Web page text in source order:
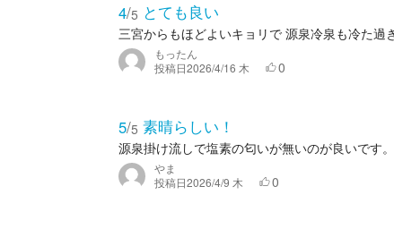
4/5 とても良い
三宮からもほどよいキョリで 源泉冷泉も冷た過
もったん
投稿日2026/4/16 木 0
5/5 素晴らしい！
源泉掛け流しで塩素の匂いが無いのが良いです
やま
投稿日2026/4/9 木 0